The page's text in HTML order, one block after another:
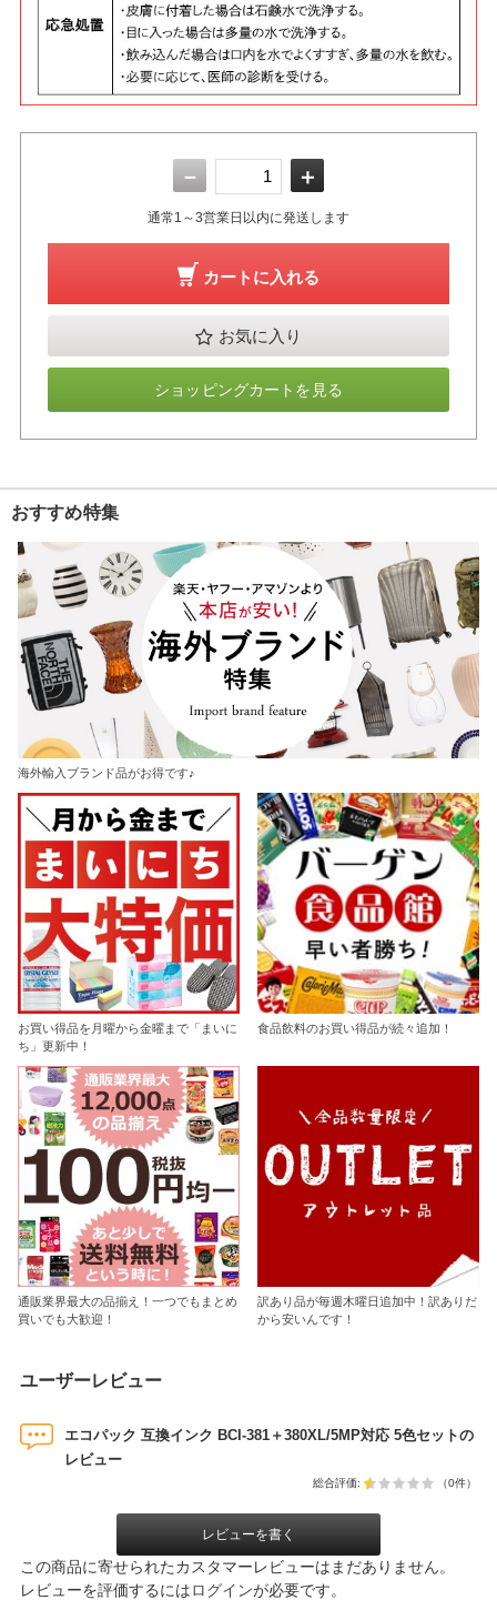
－ ＋
通常1～3営業日以内に発送します
カートに入れる
お気に入り
ショッピングカートを見る
おすすめ特集
海外輸入ブランド品がお得です♪
お買い得品を月曜から金曜まで「まいに
ち」更新中！
食品飲料のお買い得品が続々追加！
通販業界最大の品揃え！一つでもまとめ
買いでも大歓迎！
訳あり品が毎週木曜日追加中！訳ありだ
から安いんです！
ユーザーレビュー
エコパック 互換インク BCI-381＋380XL/5MP対応 5色セットの
レビュー
総合評価: （0件）
レビューを書く
この商品に寄せられたカスタマーレビューはまだありません。
レビューを評価するにはログインが必要です。